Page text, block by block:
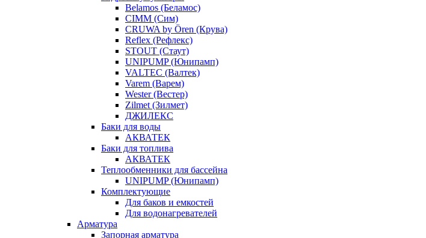
Belamos (Беламос)
CIMM (Сим)
CRUWA by Ören (Крува)
Reflex (Рефлекс)
STOUT (Стаут)
UNIPUMP (Юнипамп)
VALTEC (Валтек)
Varem (Варем)
Wester (Вестер)
Zilmet (Зилмет)
ДЖИЛЕКС
Баки для воды
АКВАТЕК
Баки для топлива
АКВАТЕК
Теплообменники для бассейна
UNIPUMP (Юнипамп)
Комплектующие
Для баков и емкостей
Для водонагревателей
Арматура
Запорная арматура